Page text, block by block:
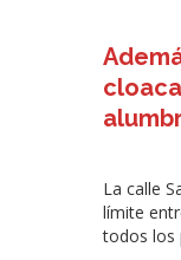
La calle
límite
todos los